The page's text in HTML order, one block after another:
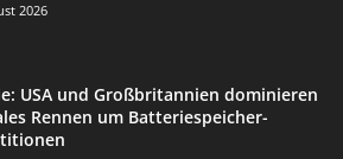
2026
USA und Großbritannien dominieren
Rennen um Batteriespeicher-